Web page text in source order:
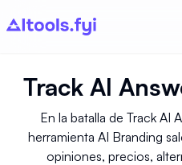
Track AI
En la batalla de Track AI
herramienta AI Branding
opiniones, precios,